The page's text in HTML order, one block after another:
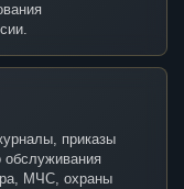
приказы
обслуживания
МЧС, охраны